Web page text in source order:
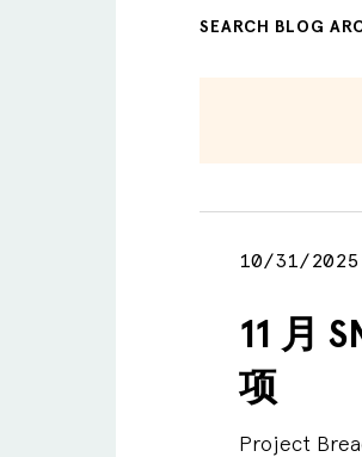
SEARCH BLOG
10/31/2025
11 月
项
Project